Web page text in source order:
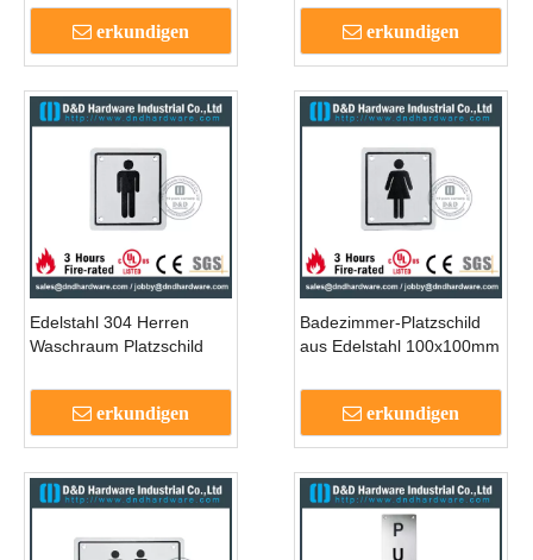
erkundigen
DPH024
erkundigen
Edelstahl 304 Herren
Waschraum Platzschild
Badezimmertüren –
DDSP001erkundigen
Badezimmer-Platzschild
aus Edelstahl 100x100mm
DSP002
erkundigen